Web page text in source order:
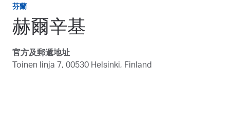
芬蘭
赫爾辛基
官方及郵遞地址
Toinen linja 7, 00530 Helsinki, Finland